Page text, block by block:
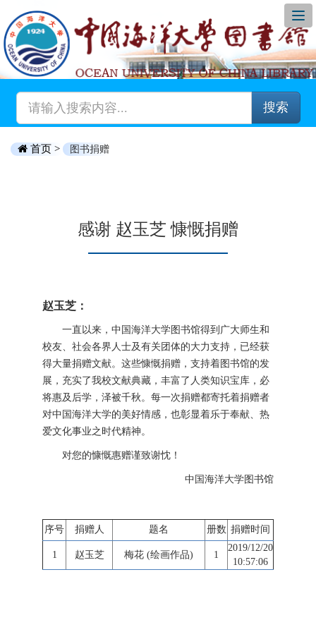
搜索
首页 > 图书捐赠
感谢 赵玉芝 慷慨捐赠
赵玉芝：
一直以来，中国海洋大学图书馆得到广大师生和
校友、社会各界人士及有关团体的大力支持，已经获
得大量捐赠文献。这些慷慨捐赠，支持着图书馆的发
展，充实了我校文献典藏，丰富了人类知识宝库，必
将惠及后学，泽被千秋。每一次捐赠都寄托着捐赠者
对中国海洋大学的美好情感，也彰显着乐于奉献、热
爱文化事业之时代精神。
对您的慷慨惠赠谨致谢忱！
中国海洋大学图书馆
序号 捐赠人 题名 册数 捐赠时间
1 赵玉芝 梅花 (绘画作品) 1
2019/12/20
10:57:06